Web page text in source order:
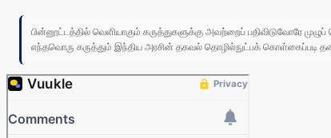
பின்னூட்டத்தில் வெளியாகும் கருத்துகளுக்கு அவற்றைப் பதிவிடுவோரே
எந்தவொரு கருத்தும் இந்திய அரசின் தகவல் தொழில்நுட்பக் கொள்கைப்படி